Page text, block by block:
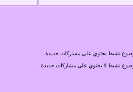
نشيط يحتوي على مشاركات جديدة
نشيط لا يحتوي على مشاركات جديدة